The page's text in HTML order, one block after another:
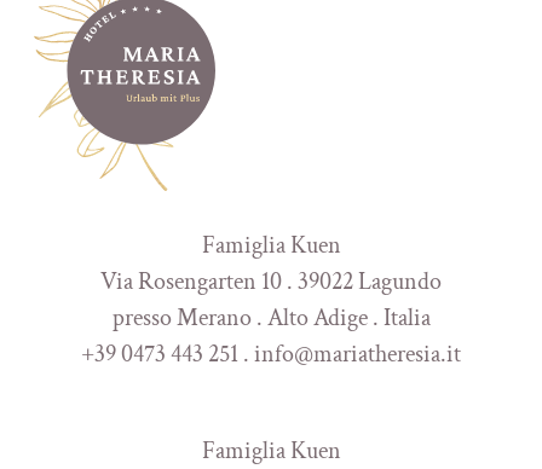
Famiglia Kuen
Via Rosengarten 10 . 39022 Lagundo
presso Merano . Alto Adige . Italia
+39 0473 443 251 . info@mariatheresia.it
Famiglia Kuen